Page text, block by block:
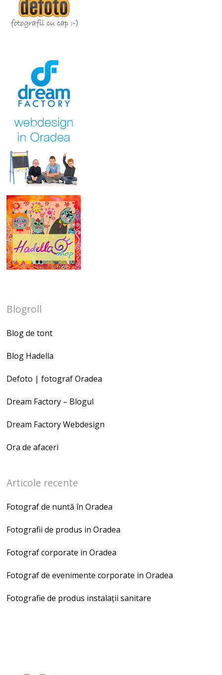
Blogroll
Blog de tont
Blog Hadella
Defoto | fotograf Oradea
Dream Factory – Blogul
Dream Factory Webdesign
Ora de afaceri
Articole recente
Fotograf de nuntă în Oradea
Fotografii de produs in Oradea
Fotograf corporate in Oradea
Fotograf de evenimente corporate in Oradea
Fotografie de produs instalații sanitare